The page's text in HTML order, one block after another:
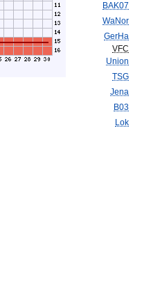
BAK07
WaNor
GerHa
VFC
Union
TSG
Jena
B03
Lok